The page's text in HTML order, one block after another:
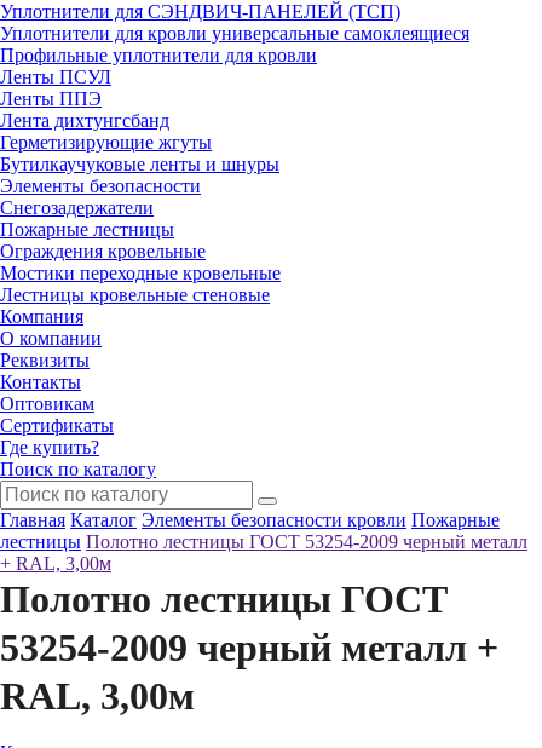
Уплотнители для СЭНДВИЧ-ПАНЕЛЕЙ (ТСП)
Уплотнители для кровли универсальные самоклеящиеся
Профильные уплотнители для кровли
Ленты ПСУЛ
Ленты ППЭ
Лента дихтунгсбанд
Герметизирующие жгуты
Бутилкаучуковые ленты и шнуры
Элементы безопасности
Снегозадержатели
Пожарные лестницы
Ограждения кровельные
Мостики переходные кровельные
Лестницы кровельные стеновые
Компания
О компании
Реквизиты
Контакты
Оптовикам
Сертификаты
Где купить?
Поиск по каталогу
Главная Каталог Элементы безопасности кровли Пожарные
лестницы Полотно лестницы ГОСТ 53254-2009 черный металл
+ RAL, 3,00м
Полотно лестницы ГОСТ
53254-2009 черный металл +
RAL, 3,00м